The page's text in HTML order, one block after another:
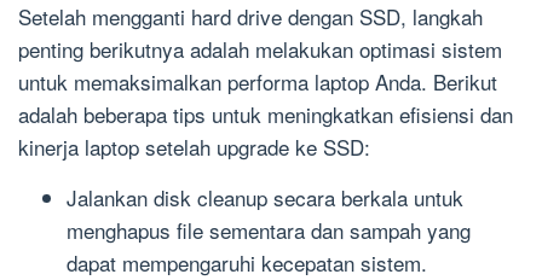
Setelah mengganti hard drive dengan SSD, langkah
penting berikutnya adalah melakukan optimasi sistem
untuk memaksimalkan performa laptop Anda. Berikut
adalah beberapa tips untuk meningkatkan efisiensi dan
kinerja laptop setelah upgrade ke SSD:
Jalankan disk cleanup secara berkala untuk
menghapus file sementara dan sampah yang
dapat mempengaruhi kecepatan sistem.